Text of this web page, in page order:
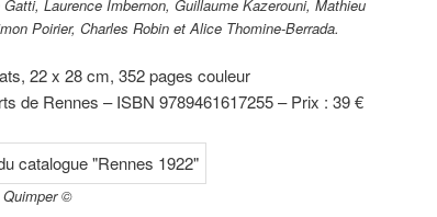
Laurence Imbernon, Guillaume Kazerouni, Mathieu
Poirier, Charles Robin et Alice Thomine-Berrada.
22 x 28 cm, 352 pages couleur
de Rennes – ISBN 9789461617255 – Prix : 39 €
Quimper ©